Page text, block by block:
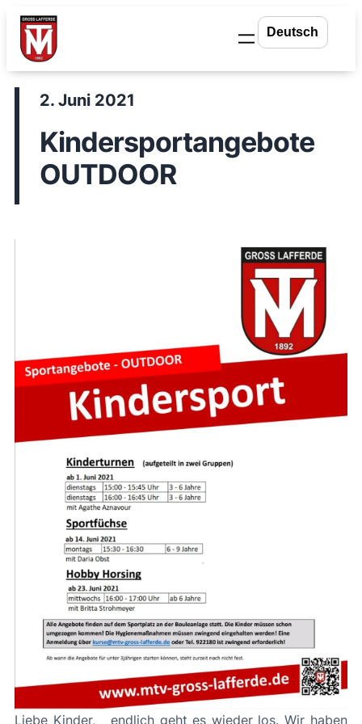
Zum
Inhalt
springen
2. Juni 2021
Kindersportangebote
OUTDOOR
Liebe Kinder, endlich geht es wieder los. Wir haben